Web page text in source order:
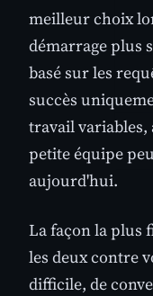
meilleur choix
démarrage plus
basé sur les
succès
travail
petite équipe
aujourd'hui.
La façon la plus
les deux contre
difficile, de